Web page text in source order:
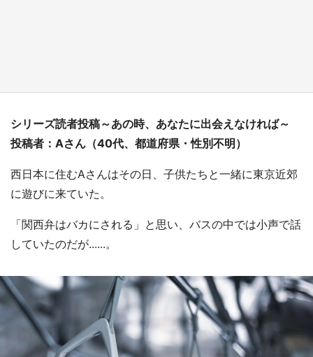
シリーズ読者投稿～あの時、あなたに出会えなければ～
投稿者：Aさん（40代、都道府県・性別不明）
西日本に住むAさんはその日、子供たちと一緒に東京近郊
に遊びに来ていた。
「関西弁はバカにされる」と思い、バスの中では小声で話
していたのだが......。